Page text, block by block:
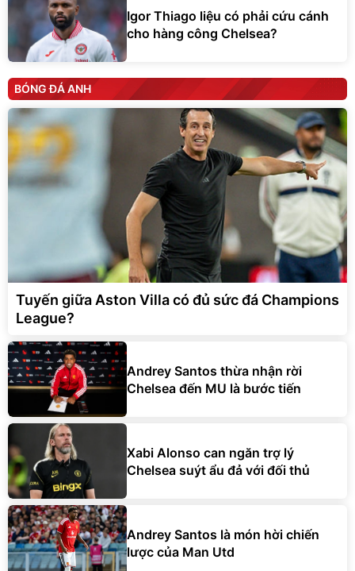
Igor Thiago liệu có phải cứu cánh
cho hàng công Chelsea?
BÓNG ĐÁ ANH
Tuyến giữa Aston Villa có đủ sức đá Champions
League?
Andrey Santos thừa nhận rời
Chelsea đến MU là bước tiến
Xabi Alonso can ngăn trợ lý
Chelsea suýt ẩu đả với đối thủ
Andrey Santos là món hời chiến
lược của Man Utd